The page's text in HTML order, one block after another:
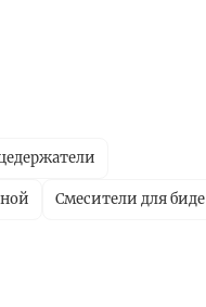
Смесители для биде